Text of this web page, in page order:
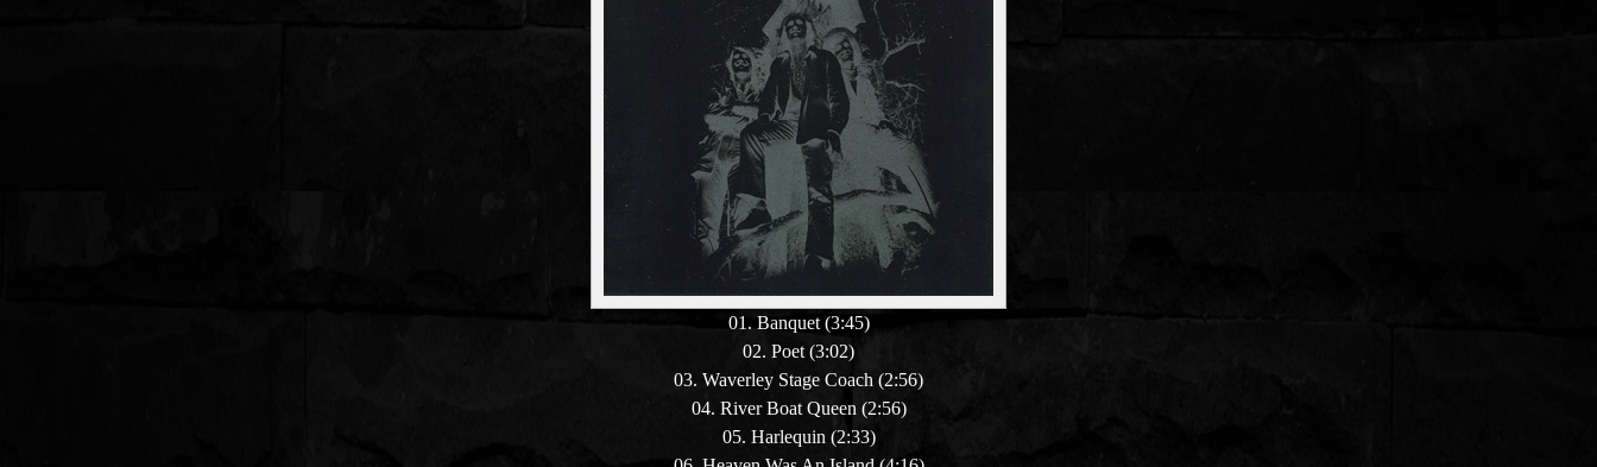
01. Banquet (3:45)
02. Poet (3:02)
03. Waverley Stage Coach (2:56)
04. River Boat Queen (2:56)
05. Harlequin (2:33)